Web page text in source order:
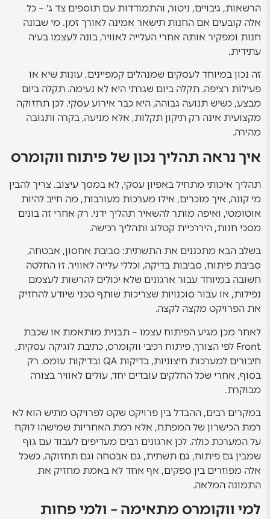
הרשאות, גיבויים, ניטור, והתמודדות עם תוספים צד ג' – כל
אלה קובעים אם החנות תישאר אמינה לאורך זמן. מי שבונה
חנות ומפקיר אותה אחרי העלייה לאוויר, בונה לעצמו בעיה
עתידית.
זה נכון במיוחד לעסקים שמנהלים קמפיינים, עונות שיא או
פעילות רציפה. תקלה ביום שגרתי היא לא נעימה. תקלה ביום
מבצע, כשיש תנועה גבוהה, היא כבר אירוע עסקי. לכן תחזוקה
מקצועית אינה רק תיקון תקלות, אלא מניעה, בקרה ותגובה
מהירה.
איך נראה תהליך נכון של פיתוח ווקומרס
תהליך איכותי מתחיל באפיון עסקי, לא במסך עיצוב. צריך להבין
מי קונה, איך מוכרים, אילו מערכות מעורבות, מה חייב להיות
אוטומטי, ואיפה מותר להשאיר תהליך ידני. רק אחרי זה בונים
מסכי חנות, היררכיית קטלוג ותהליך רכישה.
בשלב הבא מתכננים את התשתית: סביבת אחסון, אבטחה,
סביבת פיתוח, סביבות בדיקה, וכללי עלייה לאוויר. זו החלטה
חשובה במיוחד עבור ארגונים שלא יכולים להרשות לעצמם
נפילות, או עבור סוכנויות שצריכות שותף טכני שיודע להחזיק
את הפרויקט מקצה לקצה.
לאחר מכן מגיע הפיתוח עצמו – תבנית מותאמת או שכבת
Front לפי הצורך, פיתוח רכיבי ווקומרס, כתיבת לוגיקה עסקית,
חיבורים למערכות חיצוניות, בדיקות QA ובדיקות עומס. רק
בסוף, אחרי שכל החלקים עובדים יחד, עולים לאוויר בצורה
מבוקרת.
במקרים רבים, ההבדל בין פרויקט שקט לפרויקט מתיש הוא לא
רמת הכישרון של המפתח, אלא רמת האחריות שמישהו לוקח
על המערכת כולה. לכן ארגונים רבים מעדיפים לעבוד עם גוף
שמבין גם פיתוח, גם תשתית, גם אבטחה וגם תחזוקה. כשכל
אלה מפוזרים בין ספקים, אף אחד לא באמת מחזיק את
התמונה המלאה.
למי ווקומרס מתאימה – ולמי פחות